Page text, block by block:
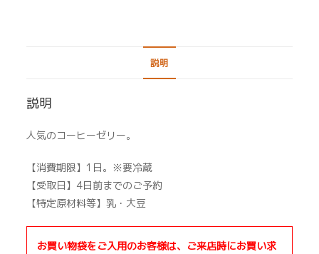
定)
個
説明
説明
人気のコーヒーゼリー。
【消費期限】1日。※要冷蔵
【受取日】4日前までのご予約
【特定原材料等】乳・大豆
お買い物袋をご入用のお客様は、ご来店時にお買い求